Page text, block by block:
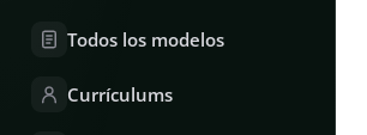
Todos los modelos
Currículums